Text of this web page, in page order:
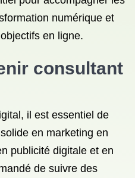
numérique et
en ligne.
consultant
il est essentiel de
en marketing en
publicité digitale et en
de suivre des